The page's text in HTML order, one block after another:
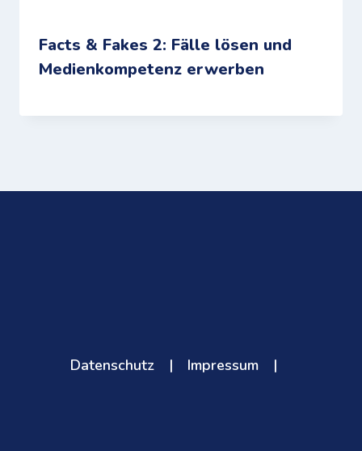
Facts & Fakes 2: Fälle lösen und
Medienkompetenz erwerben
Datenschutz | Impressum |